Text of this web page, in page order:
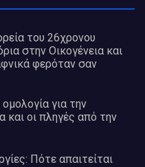
του 26χρονου
στην Οικογένεια και
φερόταν σαν
για την
και οι πληγές από την
Πότε απαιτείται